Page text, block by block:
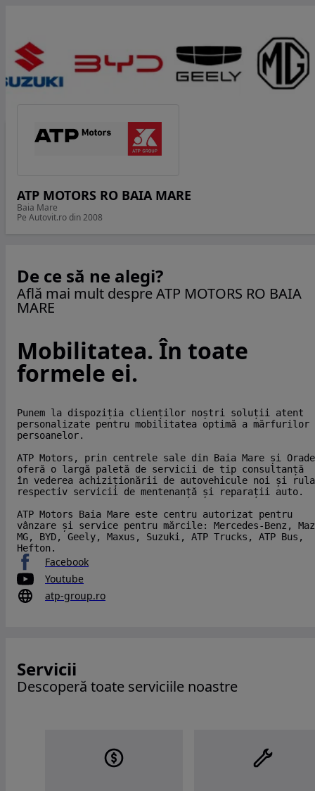
ATP MOTORS RO BAIA MARE
Baia Mare
Pe Autovit.ro din 2008
De ce să ne alegi?
Află mai mult despre ATP MOTORS RO BAIA
MARE
Mobilitatea. În toate
formele ei.
Punem la dispoziția clienților noștri soluții atent
personalizate pentru mobilitatea optimă a
persoanelor.
ATP Motors, prin centrele sale din Baia Mare și
oferă o largă paletă de servicii de tip consultanță
în vederea achiziționării de autovehicule noi și
respectiv servicii de mentenanță și reparații auto.
ATP Motors Baia Mare este centru autorizat pentru
vânzare și service pentru mărcile: Mercedes-Benz,
MG, BYD, Geely, Maxus, Suzuki, ATP Trucks, ATP Bus,
Hefton.
Facebook
Youtube
atp-group.ro
Servicii
Descoperă toate serviciile noastre